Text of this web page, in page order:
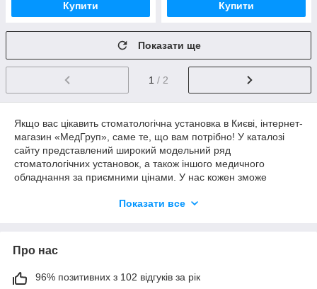
Купити Купити
Показати ще
1 / 2
Якщо вас цікавить стоматологічна установка в Києві, інтернет-
магазин «МедГруп», саме те, що вам потрібно! У каталозі
сайту представлений широкий модельний ряд
стоматологічних установок, а також іншого медичного
обладнання за приємними цінами. У нас кожен зможе
найкращих світових виробників.
складається з інструментів та різних елементів (механічних,
грамотне лікування зубів. У сукупності все це разом створює
Показати все
Про нас
96% позитивних з 102 відгуків за рік